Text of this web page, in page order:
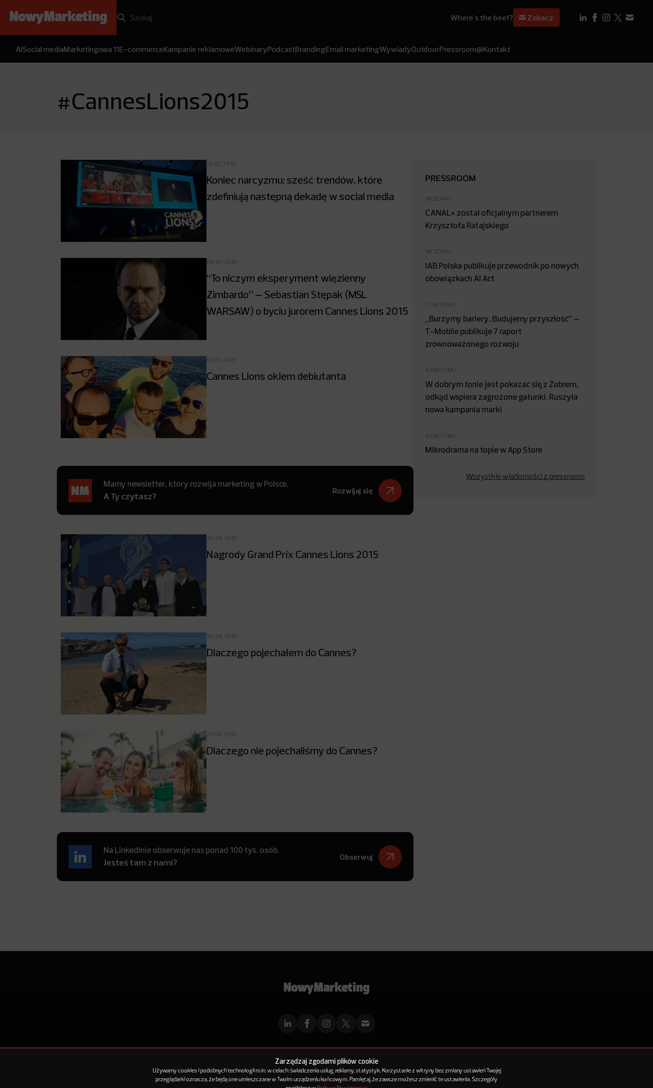
Zarządzaj zgodami plików cookie
Używamy cookies i podobnych technologii m.in. w celach: świadczenia usług, reklamy, statystyk. Korzystanie z witryny bez zmiany ustawień Twojej
przeglądarki oznacza, że będą one umieszczane w Twoim urządzeniu końcowym. Pamiętaj, że zawsze możesz zmienić te ustawienia. Szczegóły
Where's the beef? Zobacz
AISocial mediaMarketingowa 11E-commerceKampanie reklamoweWebinaryPodcastBrandingEmail marketingWywiadyOutdoorPressroom@Kontakt
#CannesLions2015
14.07.2015
Koniec narcyzmu: sześć trendów, które
zdefiniują następną dekadę w social media
08.07.2015
“To niczym eksperyment więzienny
Zimbardo” – Sebastian Stępak (MSL
WARSAW) o byciu jurorem Cannes Lions 2015
01.07.2015
Cannes Lions okiem debiutanta
Mamy newsletter, który rozwija marketing w Polsce.
A Ty czytasz?
Rozwijaj się
30.06.2015
Nagrody Grand Prix Cannes Lions 2015
30.06.2015
Dlaczego pojechałem do Cannes?
25.06.2015
Dlaczego nie pojechaliśmy do Cannes?
Na LinkedInie obserwuje nas ponad 100 tys. osób.
Jesteś tam z nami?
Obserwuj
PRESSROOM
WCZORAJ
CANAL+ został oficjalnym partnerem
Krzysztofa Ratajskiego
WCZORAJ
IAB Polska publikuje przewodnik po nowych
obowiązkach AI Act
3 DNI TEMU
„Burzymy bariery. Budujemy przyszłość” –
T-Mobile publikuje 7 raport
zrównoważonego rozwoju
4 DNI TEMU
W dobrym tonie jest pokazać się z Żubrem,
odkąd wspiera zagrożone gatunki. Ruszyła
nowa kampania marki
4 DNI TEMU
Mikrodrama na topie w App Store
Wszystkie wiadomości z pressroom
ReklamaKontaktPolityka PrywatnościKanał RSS